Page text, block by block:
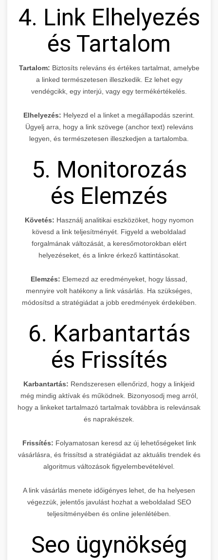
4. Link Elhelyezés
és Tartalom
Tartalom: Biztosíts releváns és értékes tartalmat, amelybe
a linked természetesen illeszkedik. Ez lehet egy
vendégcikk, egy interjú, vagy egy termékértékelés.
Elhelyezés: Helyezd el a linket a megállapodás szerint.
Ügyelj arra, hogy a link szövege (anchor text) releváns
legyen, és természetesen illeszkedjen a tartalomba.
5. Monitorozás
és Elemzés
Követés: Használj analitikai eszközöket, hogy nyomon
kövesd a link teljesítményét. Figyeld a weboldalad
forgalmának változását, a keresőmotorokban elért
helyezéseket, és a linkre érkező kattintásokat.
Elemzés: Elemezd az eredményeket, hogy lássad,
mennyire volt hatékony a link vásárlás. Ha szükséges,
módosítsd a stratégiádat a jobb eredmények érdekében.
6. Karbantartás
és Frissítés
Karbantartás: Rendszeresen ellenőrizd, hogy a linkjeid
még mindig aktívak és működnek. Bizonyosodj meg arról,
hogy a linkeket tartalmazó tartalmak továbbra is relevánsak
és naprakészek.
Frissítés: Folyamatosan keresd az új lehetőségeket link
vásárlásra, és frissítsd a stratégiádat az aktuális trendek és
algoritmus változások figyelembevételével.
A link vásárlás menete időigényes lehet, de ha helyesen
végezzük, jelentős javulást hozhat a weboldalad SEO
teljesítményében és online jelenlétében.
Seo ügynökség